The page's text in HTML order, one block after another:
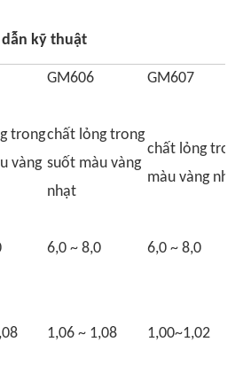
dẫn kỹ thuật
GM606 GM607
trong
vàng
chất lỏng trong
suốt màu vàng
nhạt
chất lỏng
màu vàng nhạt
6,0 ~ 8,0 6,0 ~ 8,0
1,06 ~ 1,08 1,00~1,02